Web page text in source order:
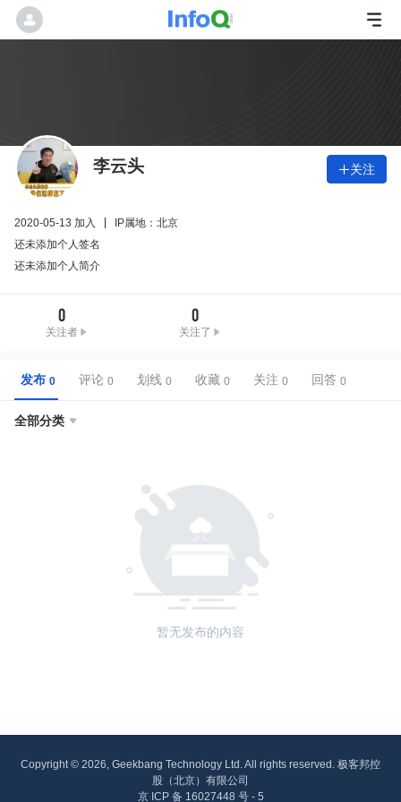
李云头 关注
2020-05-13 加入
IP属地：北京
还未添加个人签名
还未添加个人简介
0
关注者
0
关注了
发布 评论 划线 收藏 关注 回答
全部分类 
暂无发布的内容
Copyright © 2026, Geekbang Technology Ltd. All rights reserved. 极客邦控
股（北京）有限公司
京 ICP 备 16027448 号 - 5